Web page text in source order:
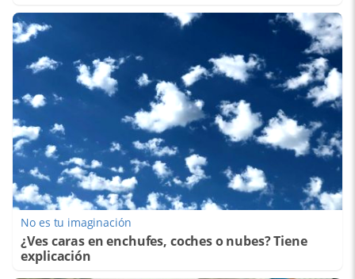
No es tu imaginación
¿Ves caras en enchufes, coches o nubes? Tiene
explicación